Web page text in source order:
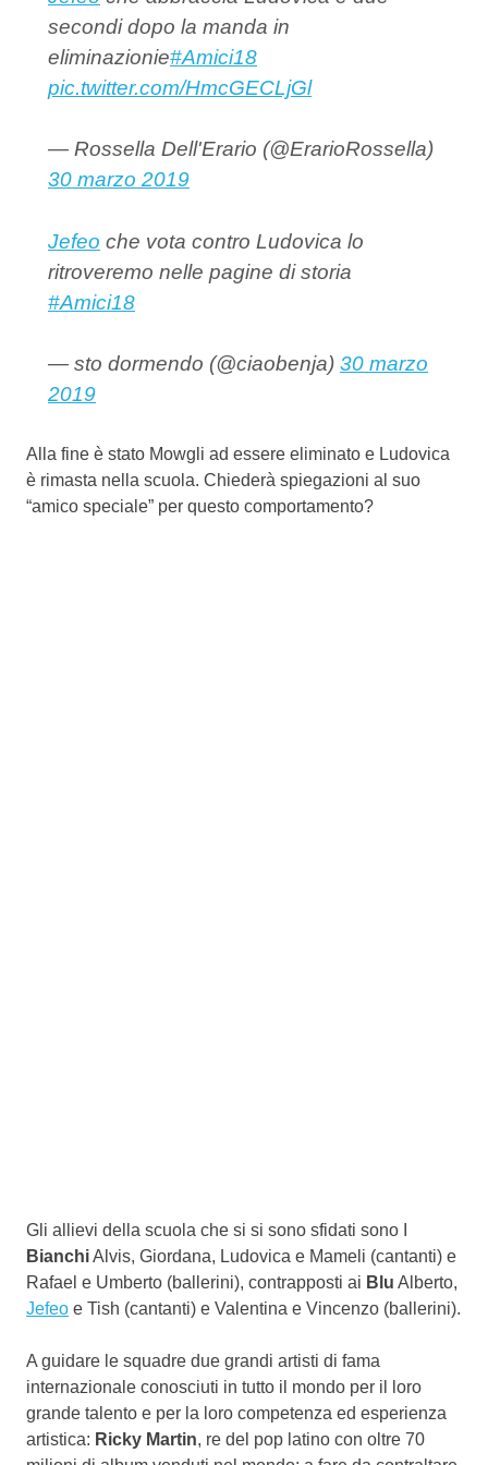
secondi dopo la manda in
eliminazionie#Amici18
pic.twitter.com/HmcGECLjGl
— Rossella Dell'Erario (@ErarioRossella)
30 marzo 2019
Jefeo che vota contro Ludovica lo
ritroveremo nelle pagine di storia
#Amici18
— sto dormendo (@ciaobenja) 30 marzo
2019
Alla fine è stato Mowgli ad essere eliminato e Ludovica
è rimasta nella scuola. Chiederà spiegazioni al suo
“amico speciale” per questo comportamento?
Gli allievi della scuola che si si sono sfidati sono I
BianchiAlvis, Giordana, Ludovica e Mameli (cantanti) e
Rafael e Umberto (ballerini), contrapposti ai Blu Alberto,
Jefeo e Tish (cantanti) e Valentina e Vincenzo (ballerini).
A guidare le squadre due grandi artisti di fama
internazionale conosciuti in tutto il mondo per il loro
grande talento e per la loro competenza ed esperienza
artistica: Ricky Martin, re del pop latino con oltre 70